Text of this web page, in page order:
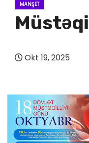
MANŞET
Okt 19, 2025